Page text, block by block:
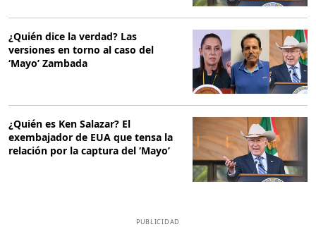
¿Quién dice la verdad? Las
versiones en torno al caso del
‘Mayo’ Zambada
¿Quién es Ken Salazar? El
exembajador de EUA que tensa la
relación por la captura del ‘Mayo’
PUBLICIDAD